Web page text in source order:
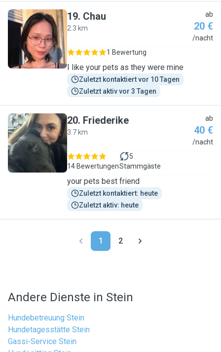
C
19. Chau
2.3 km
ab
20 €
/nacht
1 Bewertung
I like your pets as they were mine
Zuletzt kontaktiert vor 10 Tagen
Zuletzt aktiv vor 3 Tagen
F
20. Friederike
3.7 km
ab
40 €
/nacht
14 Bewertungen
5
Stammgäste
your pets best friend
Zuletzt kontaktiert: heute
Zuletzt aktiv: heute
1 2
Andere Dienste in Stein
Hundebetreuung Stein
Hundetagesstätte Stein
Gassi-Service Stein